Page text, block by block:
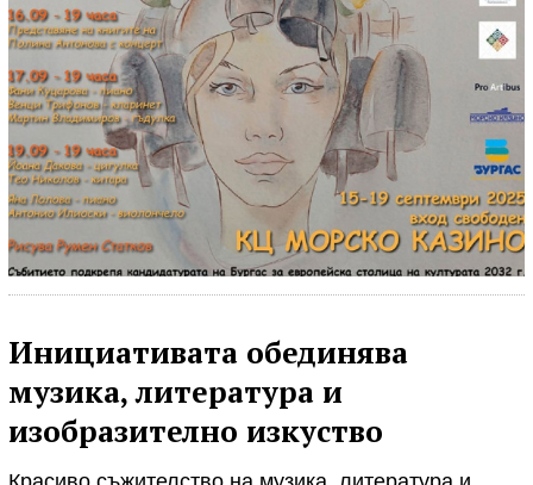
Инициативата обединява
музика, литература и
изобразително изкуство